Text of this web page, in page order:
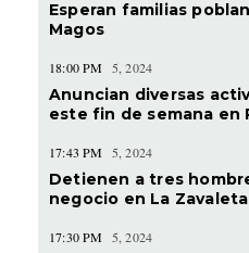
Esperan familias
Magos
18:00 PM 5, 2024
Anuncian diversas
este fin de semana en
17:43 PM 5, 2024
Detienen a tres
negocio en La Zavaleta
17:30 PM 5, 2024